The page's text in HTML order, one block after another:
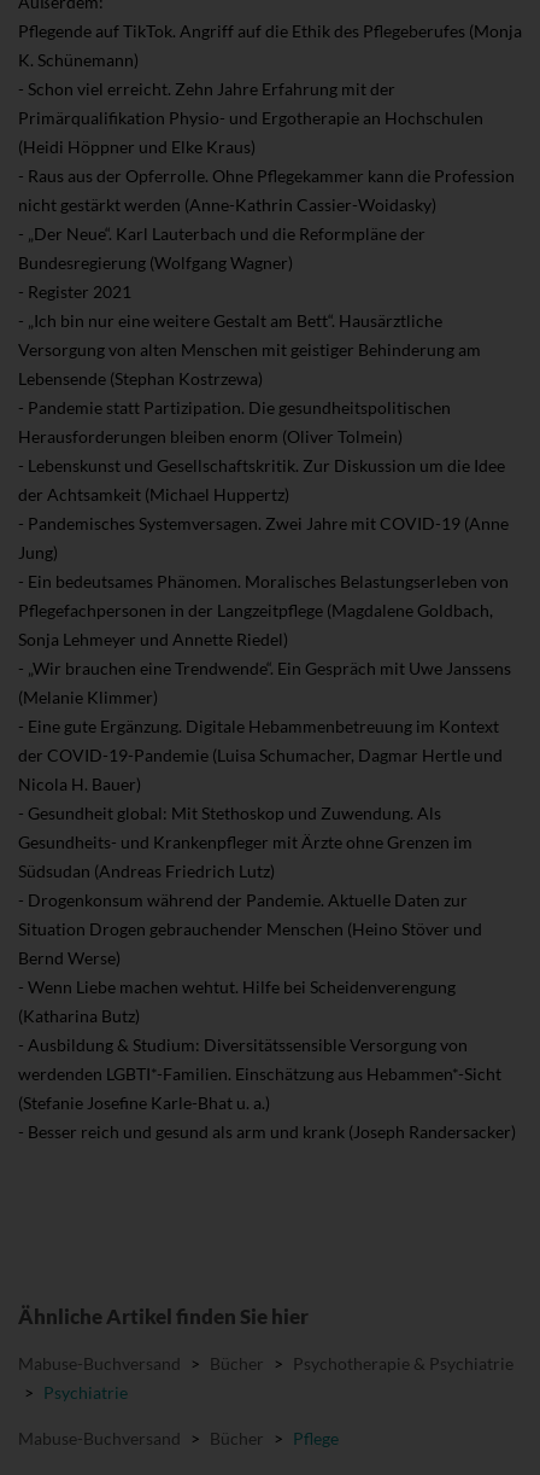
Pflegende auf TikTok. Angriff auf die Ethik des Pflegeberufes (Monja
K. Schünemann)
- Schon viel erreicht. Zehn Jahre Erfahrung mit der
Primärqualifikation Physio- und Ergotherapie an Hochschulen
(Heidi Höppner und Elke Kraus)
- Raus aus der Opferrolle. Ohne Pflegekammer kann die Profession
nicht gestärkt werden (Anne-Kathrin Cassier-Woidasky)
- „Der Neue“. Karl Lauterbach und die Reformpläne der
Bundesregierung (Wolfgang Wagner)
- Register 2021
- „Ich bin nur eine weitere Gestalt am Bett“. Hausärztliche
Versorgung von alten Menschen mit geistiger Behinderung am
Lebensende (Stephan Kostrzewa)
- Pandemie statt Partizipation. Die gesundheitspolitischen
Herausforderungen bleiben enorm (Oliver Tolmein)
- Lebenskunst und Gesellschaftskritik. Zur Diskussion um die Idee
der Achtsamkeit (Michael Huppertz)
- Pandemisches Systemversagen. Zwei Jahre mit COVID-19 (Anne
Jung)
- Ein bedeutsames Phänomen. Moralisches Belastungserleben von
Pflegefachpersonen in der Langzeitpflege (Magdalene Goldbach,
Sonja Lehmeyer und Annette Riedel)
- „Wir brauchen eine Trendwende“. Ein Gespräch mit Uwe Janssens
(Melanie Klimmer)
- Eine gute Ergänzung. Digitale Hebammenbetreuung im Kontext
der COVID-19-Pandemie (Luisa Schumacher, Dagmar Hertle und
Nicola H. Bauer)
- Gesundheit global: Mit Stethoskop und Zuwendung. Als
Gesundheits- und Krankenpfleger mit Ärzte ohne Grenzen im
Südsudan (Andreas Friedrich Lutz)
- Drogenkonsum während der Pandemie. Aktuelle Daten zur
Situation Drogen gebrauchender Menschen (Heino Stöver und
Bernd Werse)
- Wenn Liebe machen wehtut. Hilfe bei Scheidenverengung
(Katharina Butz)
- Ausbildung & Studium: Diversitätssensible Versorgung von
werdenden LGBTI*-Familien. Einschätzung aus Hebammen*-Sicht
(Stefanie Josefine Karle-Bhat u. a.)
- Besser reich und gesund als arm und krank (Joseph Randersacker)
Ähnliche Artikel finden Sie hier
Mabuse-Buchversand > Bücher >
Psychotherapie & Psychiatrie
> Psychiatrie
Mabuse-Buchversand > Bücher > Pflege